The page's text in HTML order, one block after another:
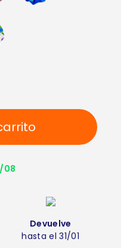
08
Devuelve
hasta el 31/01